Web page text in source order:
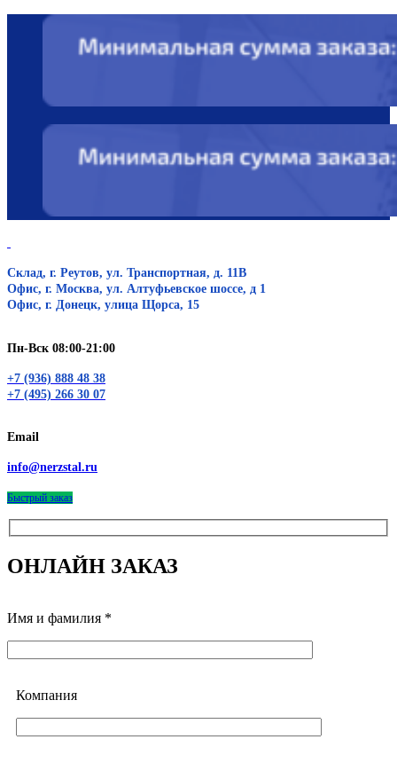
Склад, г. Реутов, ул. Транспортная, д. 11В
Офис, г. Москва, ул. Алтуфьевское шоссе, д 1
Офис, г. Донецк, улица Щорса, 15
Пн-Вск 08:00-21:00
+7 (936) 888 48 38
+7 (495) 266 30 07
Email
info@nerzstal.ru
Быстрый заказ
ОНЛАЙН ЗАКАЗ
Имя и фамилия *
Компания